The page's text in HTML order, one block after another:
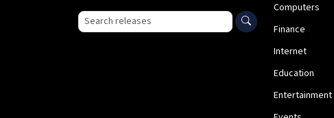
Search press releases
Computers
Finance
Internet
Education
Entertainment